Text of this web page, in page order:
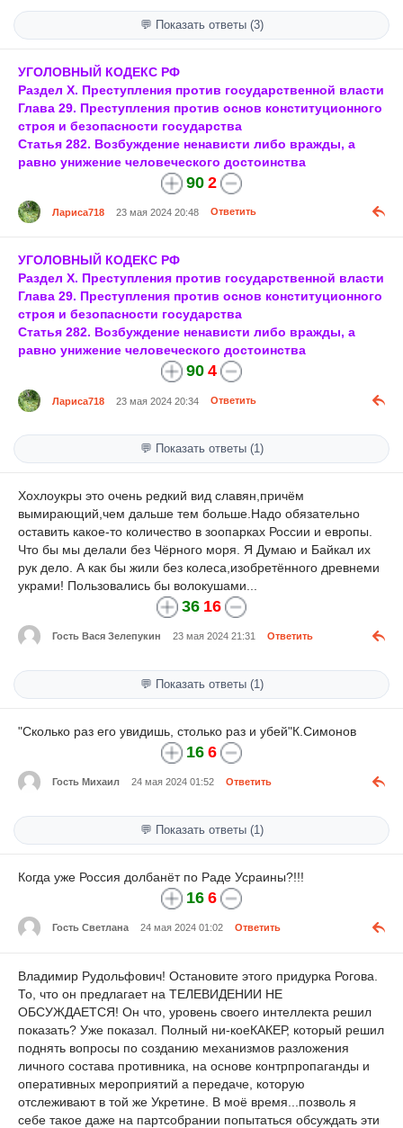
💬 Показать ответы (3)
УГОЛОВНЫЙ КОДЕКС РФ
Раздел X. Преступления против государственной власти
Глава 29. Преступления против основ конституционного
строя и безопасности государства
Статья 282. Возбуждение ненависти либо вражды, а
равно унижение человеческого достоинства
90 2
Лариса718 23 мая 2024 20:48 Ответить
УГОЛОВНЫЙ КОДЕКС РФ
Раздел X. Преступления против государственной власти
Глава 29. Преступления против основ конституционного
строя и безопасности государства
Статья 282. Возбуждение ненависти либо вражды, а
равно унижение человеческого достоинства
90 4
Лариса718 23 мая 2024 20:34 Ответить
💬 Показать ответы (1)
Хохлоукры это очень редкий вид славян,причём
вымирающий,чем дальше тем больше.Надо обязательно
оставить какое-то количество в зоопарках России и европы.
Что бы мы делали без Чёрного моря. Я Думаю и Байкал их
рук дело. А как бы жили без колеса,изобретённого древнеми
украми! Пользовались бы волокушами...
36 16
Гость Вася Зелепукин 23 мая 2024 21:31 Ответить
💬 Показать ответы (1)
"Сколько раз его увидишь, столько раз и убей"К.Симонов
16 6
Гость Михаил 24 мая 2024 01:52 Ответить
💬 Показать ответы (1)
Когда уже Россия долбанёт по Раде Усраины?!!!
16 6
Гость Светлана 24 мая 2024 01:02 Ответить
Владимир Рудольфович! Остановите этого придурка Рогова.
То, что он предлагает на ТЕЛЕВИДЕНИИ НЕ
ОБСУЖДАЕТСЯ! Он что, уровень своего интеллекта решил
показать? Уже показал. Полный ни-коеКАКЕР, который решил
поднять вопросы по созданию механизмов разложения
личного состава противника, на основе контрпропаганды и
оперативных мероприятий а передаче, которую
отслеживают в той же Укретине. В моё время...позволь я
себе такое даже на партсобрании попытаться обсуждать эти